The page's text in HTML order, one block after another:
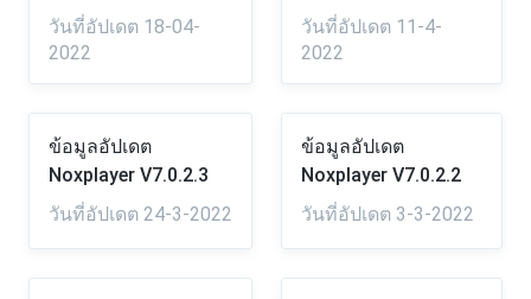
วันที่อัปเดต 18-04-
2022
วันที่อัปเดต 11-4-
2022
ข้อมูลอัปเดต
Noxplayer V7.0.2.3
วันที่อัปเดต 24-3-2022
ข้อมูลอัปเดต
Noxplayer V7.0.2.2
วันที่อัปเดต 3-3-2022